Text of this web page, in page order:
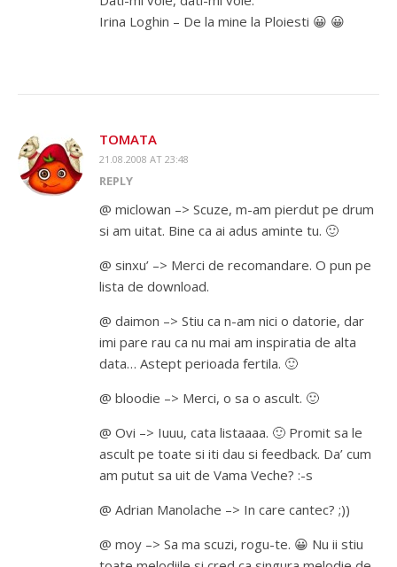
Irina Loghin – De la mine la Ploiesti 😀 😀
TOMATA
21.08.2008 AT 23:48
REPLY
@ miclowan –> Scuze, m-am pierdut pe drum
si am uitat. Bine ca ai adus aminte tu. 🙂
@ sinxu’ –> Merci de recomandare. O pun pe
lista de download.
@ daimon –> Stiu ca n-am nici o datorie, dar
imi pare rau ca nu mai am inspiratia de alta
data… Astept perioada fertila. 🙂
@ bloodie –> Merci, o sa o ascult. 🙂
@ Ovi –> Iuuu, cata listaaaa. 🙂 Promit sa le
ascult pe toate si iti dau si feedback. Da’ cum
am putut sa uit de Vama Veche? :-s
@ Adrian Manolache –> In care cantec? ;))
@ moy –> Sa ma scuzi, rogu-te. 😀 Nu ii stiu